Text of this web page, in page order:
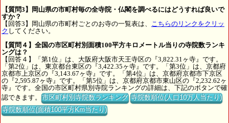
【質問3】岡山県の市町村毎の全寺院・仏閣を調べるにはどうすれば良いで
すか？
【回答3】岡山県の市町村ごとのお寺の一覧表は、 こちらのリンクをクリッ
ク してください。
【質問４】全国の市区町村別面積100平方キロメートル当りの寺院数ランキ
ングは？
【回答４】「第1位」は、大阪府大阪市天王寺区の『3,822.31ヶ寺』です。
「第2位」は、東京都台東区の『3,422.35ヶ寺』です。「第3位」は、京都府
京都市上京区の『3,143.67ヶ寺』です。「第4位」は、京都府京都市下京区
の『2,595.87ヶ寺』です。「第5位」は、京都府京都市東山区の『2,232.62ヶ
寺』です。全国の市区町村県別寺院ランキングの詳細は、下記のボタンで確
認できます。市区町村別寺院数ランキング 寺院数順位(人口10万人当たり)
寺院数順位(面積100平方Km当たり)